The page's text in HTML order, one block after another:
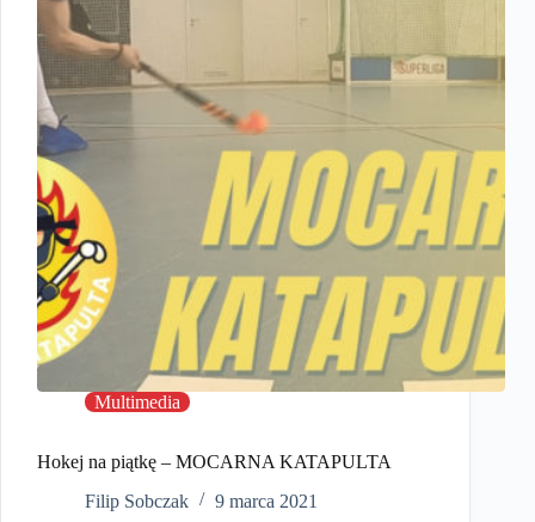
Multimedia
Hokej na piątkę – MOCARNA KATAPULTA
Filip Sobczak
9 marca 2021